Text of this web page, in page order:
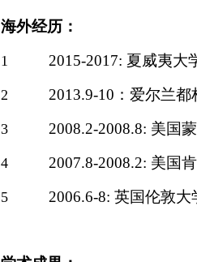
海外经历：
1 2015-2017: 夏威夷大
2 2013.9-10 ：爱尔兰
3 2008.2-2008.8: 美国
4 2007.8-2008.2: 美国
5 2006.6-8: 英国伦敦大